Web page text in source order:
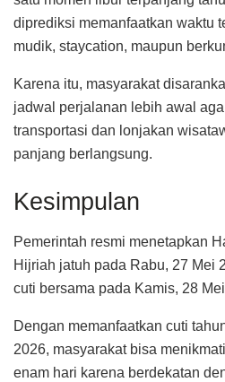
diprediksi memanfaatkan waktu
mudik, staycation, maupun
Karena itu, masyarakat
jadwal perjalanan lebih awal
transportasi dan lonjakan
panjang berlangsung.
Kesimpulan
Pemerintah resmi menetapkan
Hijriah jatuh pada Rabu, 27 Mei
cuti bersama pada Kamis, 28
Dengan memanfaatkan cuti
2026, masyarakat bisa
enam hari karena berdekatan